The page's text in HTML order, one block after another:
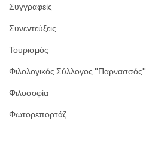
Συγγραφείς
Συνεντεύξεις
Τουρισμός
Φιλολογικός Σύλλογος ''Παρνασσός''
Φιλοσοφία
Φωτορεπορτάζ